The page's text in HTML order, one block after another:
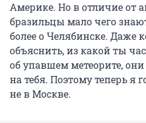
Америке. Но в отличие от
бразильцы мало чего
более о Челябинске. Даже
объяснить, из какой ты
об упавшем метеорите,
на тебя. Поэтому теперь я
не в Москве.